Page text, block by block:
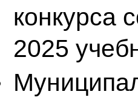
конкурса
2025